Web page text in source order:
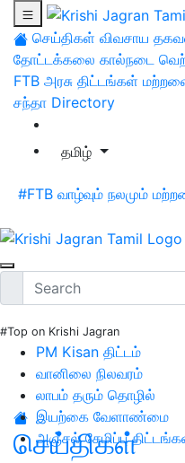
செய்திகள் விவசாய
தோட்டக்கலை கால்நடை
FTB அரசு திட்டங்கள்
சந்தா Directory
தமிழ்
#FTB வாழ்வும் நலமும்
#Top on Krishi Jagran
PM Kisan திட்டம்
வானிலை நிலவரம்
லாபம் தரும் தொழில்
இயற்கை வேளாண்மை
அஞ்சல் சேமிப்பு
செய்திகள்